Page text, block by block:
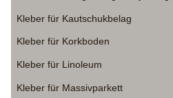
Kleber für Kautschukbelag
Kleber für Korkboden
Kleber für Linoleum
Kleber für Massivparkett